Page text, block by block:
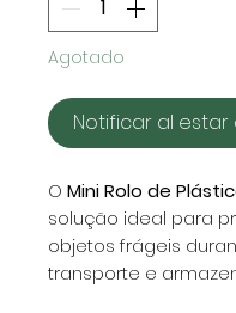
Agotado
Notificar al estar
O Mini Rolo de
solução ideal para
objetos frágeis
transporte e